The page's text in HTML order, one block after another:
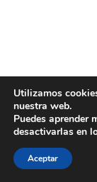
Utilizamos
nuestra web.
Puedes aprender
desactivarlas en
Aceptar